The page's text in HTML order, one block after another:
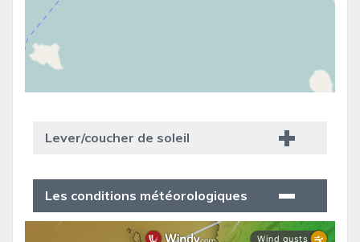
Lever/coucher de soleil
Les conditions météorologiques